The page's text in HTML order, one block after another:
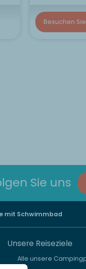
Besuchen
Sie uns
mit Schwimmbad
Unsere Reiseziele
Alle unsere